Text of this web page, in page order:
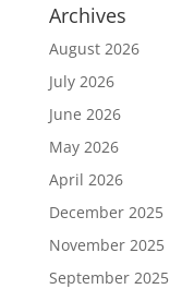
Archives
August 2026
July 2026
June 2026
May 2026
April 2026
December 2025
November 2025
September 2025